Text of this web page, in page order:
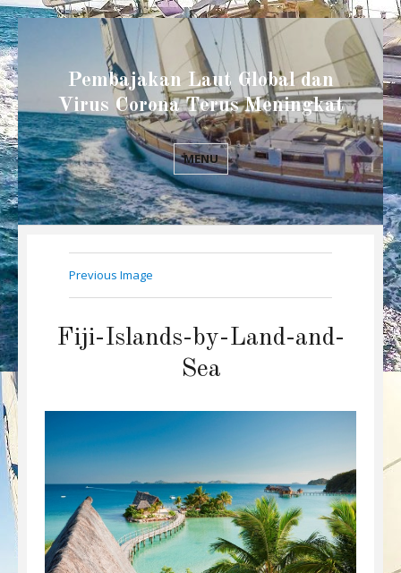
Pembajakan Laut Global dan
Virus Corona Terus Meningkat
MENU
Previous Image
Fiji-Islands-by-Land-and-
Sea